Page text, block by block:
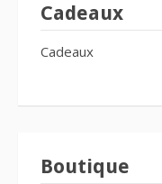
Cadeaux
Cadeaux
Boutique